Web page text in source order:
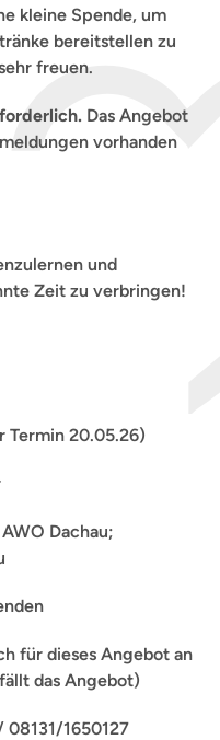
kleine Spende, um
bereitstellen zu
freuen.
Das Angebot
vorhanden
und
Zeit zu verbringen!
Termin 20.05.26)
Dachau;
für dieses Angebot an
das Angebot)
1650127